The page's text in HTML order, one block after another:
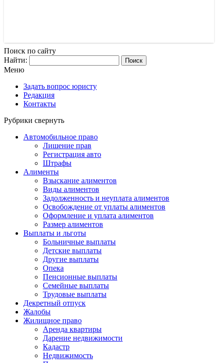
Поиск по сайту
Найти:
Меню
Задать вопрос юристу
Редакция
Контакты
Рубрики свернуть
Автомобильное право
Лишение прав
Регистрация авто
Штрафы
Алименты
Взыскание алиментов
Виды алиментов
Задолженность и неуплата алиментов
Освобождение от уплаты алиментов
Оформление и уплата алиментов
Размер алиментов
Выплаты и льготы
Больничные выплаты
Детские выплаты
Другие выплаты
Опека
Пенсионные выплаты
Семейные выплаты
Трудовые выплаты
Декретный отпуск
Жалобы
Жилищное право
Аренда квартиры
Дарение недвижимости
Кадастр
Недвижимость